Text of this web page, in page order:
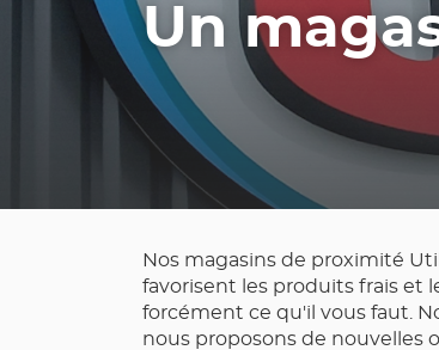
Un
Nos magasins de proximité
favorisent les produits frais et
forcément ce qu'il vous faut.
nous proposons de nouvelles